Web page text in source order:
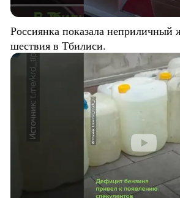
Россиянка показала неприличный
шествия в Тбилиси.